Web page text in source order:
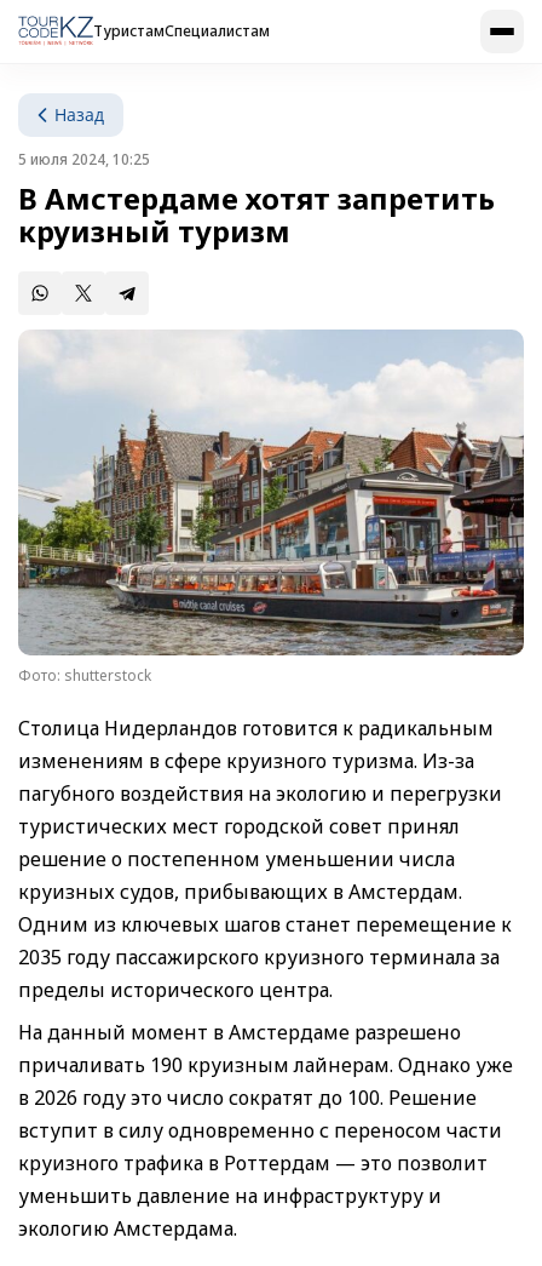
ТуристамСпециалистам
Назад
5 июля 2024, 10:25
В Амстердаме хотят запретить
круизный туризм
Фото: shutterstock
Столица Нидерландов готовится к радикальным
изменениям в сфере круизного туризма. Из-за
пагубного воздействия на экологию и перегрузки
туристических мест городской совет принял
решение о постепенном уменьшении числа
круизных судов, прибывающих в Амстердам.
Одним из ключевых шагов станет перемещение к
2035 году пассажирского круизного терминала за
пределы исторического центра.
На данный момент в Амстердаме разрешено
причаливать 190 круизным лайнерам. Однако уже
в 2026 году это число сократят до 100. Решение
вступит в силу одновременно с переносом части
круизного трафика в Роттердам — это позволит
уменьшить давление на инфраструктуру и
экологию Амстердама.